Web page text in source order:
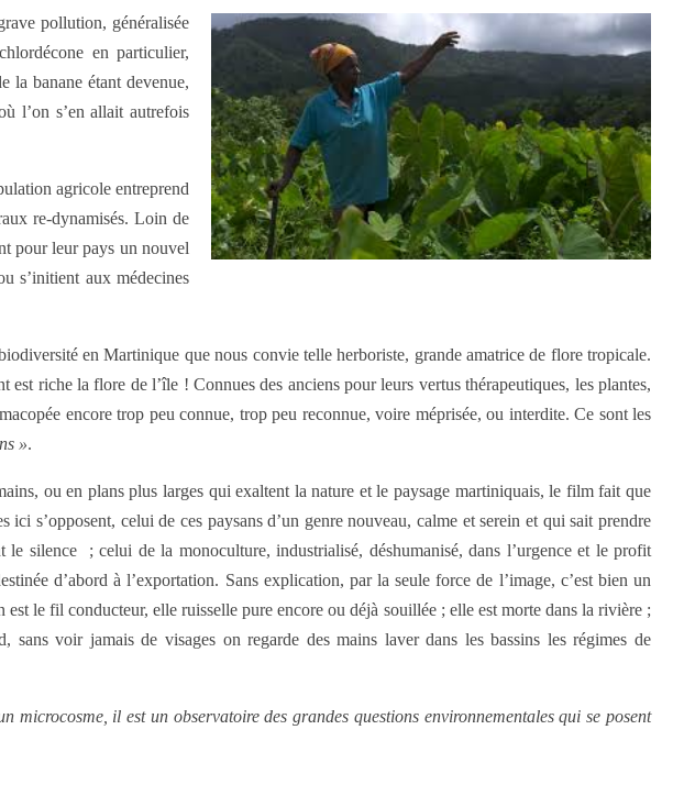
pollution, généralisée
en particulier,
la banane étant devenue,
l’on s’en allait autrefois
agricole entreprend
re-dynamisés. Loin de
pour leur pays un nouvel
s’initient aux médecines
en Martinique que nous convie telle herboriste, grande amatrice de flore tropicale.
riche la flore de l’île ! Connues des anciens pour leurs vertus thérapeutiques, les plantes,
encore trop peu connue, trop peu reconnue, voire méprisée, ou interdite. Ce sont les
».
ou en plans plus larges qui exaltent la nature et le paysage martiniquais, le film fait que
s’opposent, celui de ces paysans d’un genre nouveau, calme et serein et qui sait prendre
silence ; celui de la monoculture, industrialisé, déshumanisé, dans l’urgence et le profit
d’abord à l’exportation. Sans explication, par la seule force de l’image, c’est bien un
le fil conducteur, elle ruisselle pure encore ou déjà souillée ; elle est morte dans la rivière ;
voir jamais de visages on regarde des mains laver dans les bassins les régimes de
microcosme, il est un observatoire des grandes questions environnementales qui se posent